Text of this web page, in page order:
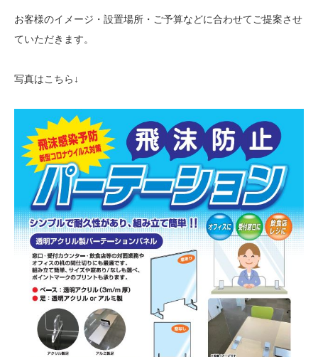
お客様のイメージ・設置場所・ご予算などに合わせてご提案させ
ていただきます。
写真はこちら↓